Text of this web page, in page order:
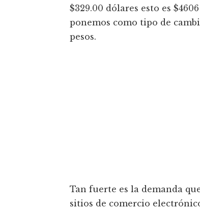
$329.00 dólares esto es
ponemos como tipo de
pesos.
Tan fuerte es la demanda
sitios de comercio